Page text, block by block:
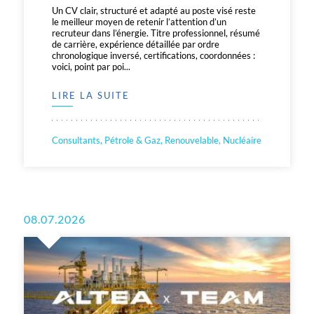
Un CV clair, structuré et adapté au poste visé reste
le meilleur moyen de retenir l’attention d’un
recruteur dans l’énergie. Titre professionnel, résumé
de carrière, expérience détaillée par ordre
chronologique inversé, certifications, coordonnées :
voici, point par poi...
LIRE LA SUITE
Consultants, Pétrole & Gaz, Renouvelable, Nucléaire
08.07.2026